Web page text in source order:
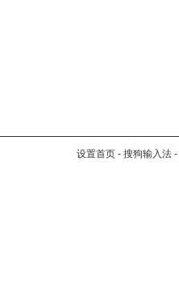
设置首页 - 搜狗输入法 -